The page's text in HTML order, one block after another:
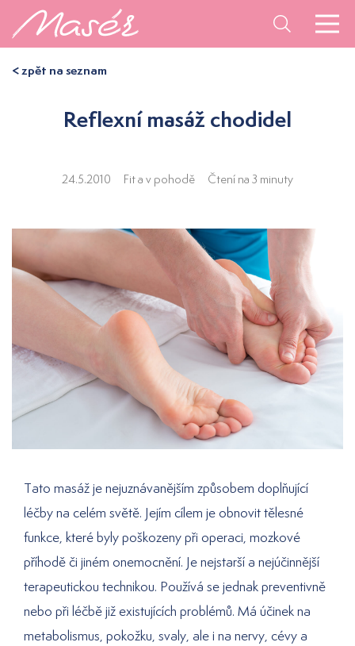
< zpět na seznam
Reflexní masáž chodidel
24.5.2010 Fit a v pohodě Čtení na 3 minuty
Tato masáž je nejuznávanějším způsobem doplňující
léčby na celém světě. Jejím cílem je obnovit tělesné
funkce, které byly poškozeny při operaci, mozkové
příhodě či jiném onemocnění. Je nejstarší a nejúčinnější
terapeutickou technikou. Používá se jednak preventivně
nebo při léčbě již existujících problémů. Má účinek na
metabolismus, pokožku, svaly, ale i na nervy, cévy a